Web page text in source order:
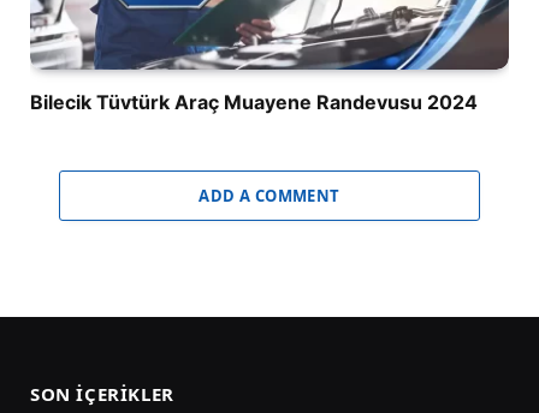
Bilecik Tüvtürk Araç Muayene Randevusu 2024
ADD A COMMENT
SON İÇERIKLER